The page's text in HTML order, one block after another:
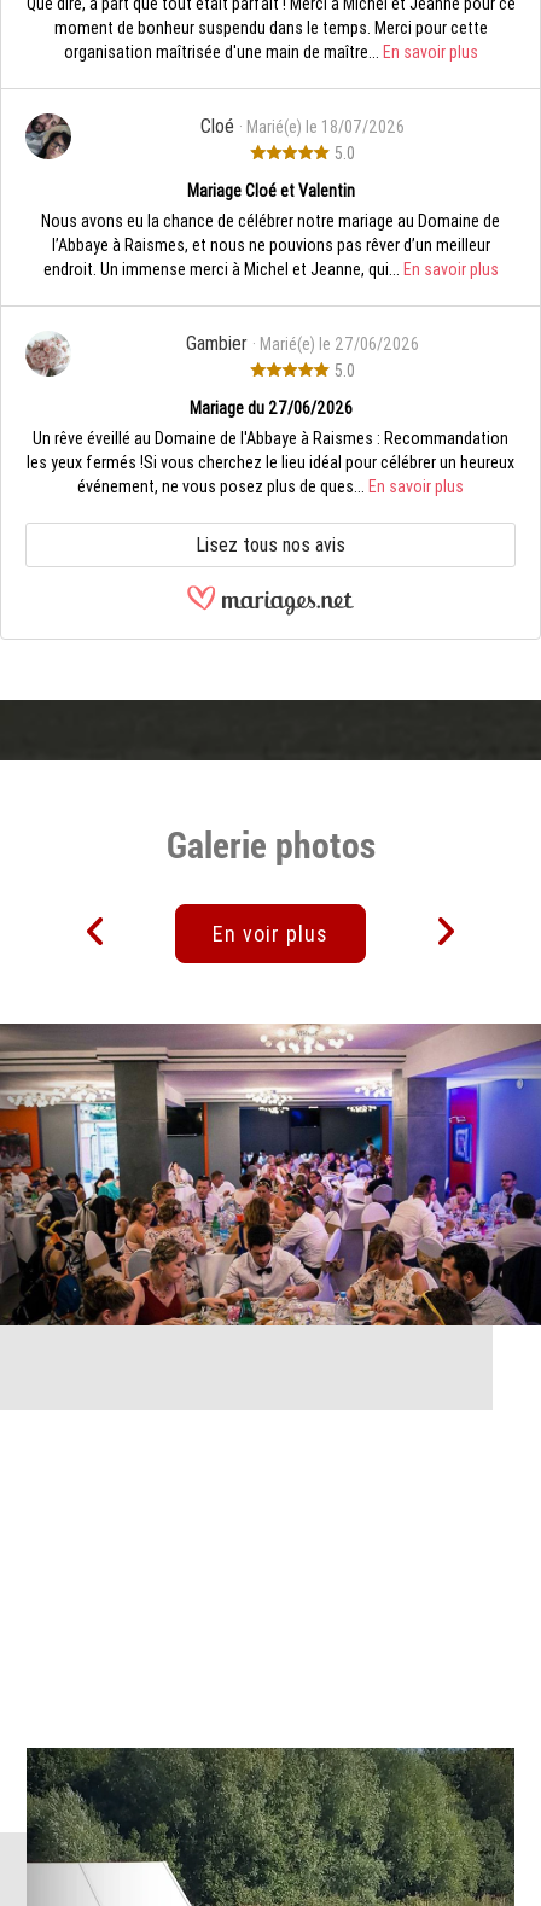
Que dire, à part que tout était parfait ! Merci à Michel et Jeanne pour ce
moment de bonheur suspendu dans le temps. Merci pour cette
organisation maîtrisée d'une main de maître... En savoir plus
Cloé · Marié(e) le 18/07/2026
5.0
Mariage Cloé et Valentin
Nous avons eu la chance de célébrer notre mariage au Domaine de
l’Abbaye à Raismes, et nous ne pouvions pas rêver d’un meilleur
endroit. Un immense merci à Michel et Jeanne, qui... En savoir plus
Gambier · Marié(e) le 27/06/2026
5.0
Mariage du 27/06/2026
Un rêve éveillé au Domaine de l'Abbaye à Raismes : Recommandation
les yeux fermés ! ​Si vous cherchez le lieu idéal pour célébrer un heureux
événement, ne vous posez plus de ques... En savoir plus
Lisez tous nos avis
Galerie photos
En voir plus